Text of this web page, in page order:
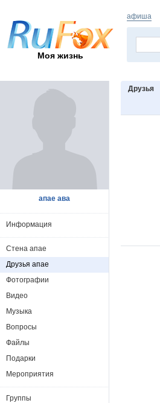
Моя жизнь
афиша
Друзья
апае ава
Информация
Стена апае
Друзья апае
Фотографии
Видео
Музыка
Вопросы
Файлы
Подарки
Мероприятия
Группы